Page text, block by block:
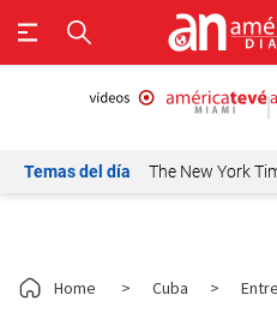
Temas del día The New York
Home > Cuba >